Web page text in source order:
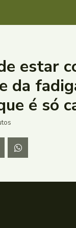
estar
da
é só